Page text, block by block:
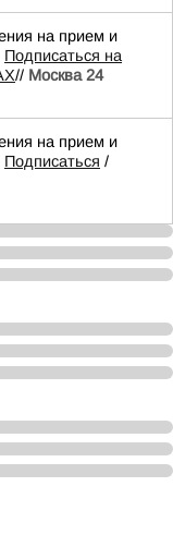
на прием и
Подписаться на
// Москва 24
на прием и
Подписаться /